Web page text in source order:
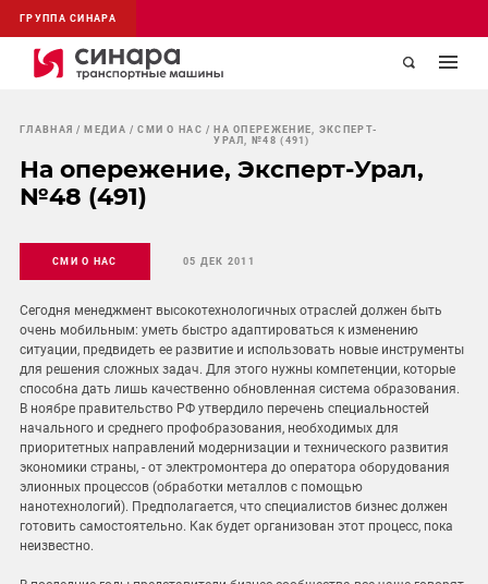
ГРУППА СИНАРА
ГЛАВНАЯ МЕДИА СМИ О НАС
НА ОПЕРЕЖЕНИЕ, ЭКСПЕРТ-
УРАЛ, №48 (491)
На опережение, Эксперт-Урал,
№48 (491)
СМИ О НАС 05 ДЕК 2011
Сегодня менеджмент высокотехнологичных отраслей должен быть
очень мобильным: уметь быстро адаптироваться к изменению
ситуации, предвидеть ее развитие и использовать новые инструменты
для решения сложных задач. Для этого нужны компетенции, которые
способна дать лишь качественно обновленная система образования.
В ноябре правительство РФ утвердило перечень специальностей
начального и среднего профобразования, необходимых для
приоритетных направлений модернизации и технического развития
экономики страны, - от электромонтера до оператора оборудования
элионных процессов (обработки металлов с помощью
нанотехнологий). Предполагается, что специалистов бизнес должен
готовить самостоятельно. Как будет организован этот процесс, пока
неизвестно.